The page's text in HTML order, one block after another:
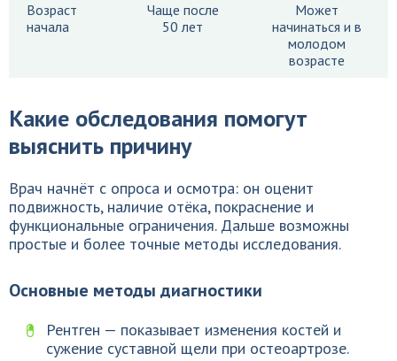
Возраст
начала
Чаще после
50 лет
Может
начинаться и в
молодом
возрасте
Какие обследования помогут
выяснить причину
Врач начнёт с опроса и осмотра: он оценит
подвижность, наличие отёка, покраснение и
функциональные ограничения. Дальше возможны
простые и более точные методы исследования.
Основные методы диагностики
Рентген — показывает изменения костей и
сужение суставной щели при остеоартрозе.